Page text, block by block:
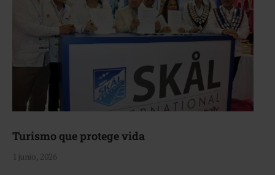
Turismo que protege vida
1 junio, 2026